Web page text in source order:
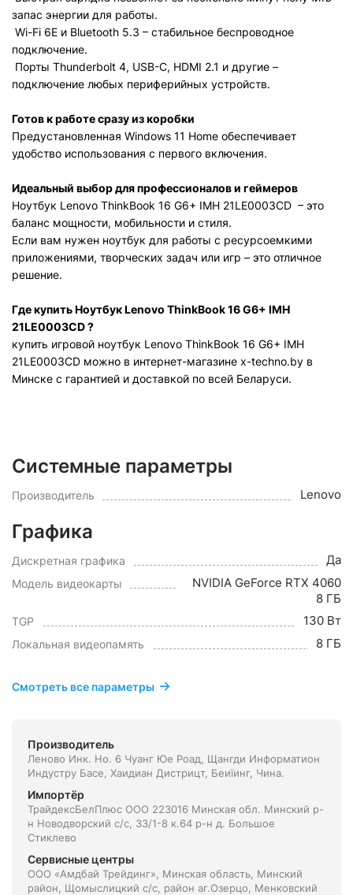
запас энергии для работы.
Wi-Fi 6E и Bluetooth 5.3 – стабильное беспроводное
подключение.
Порты Thunderbolt 4, USB-C, HDMI 2.1 и другие –
подключение любых периферийных устройств.
Готов к работе сразу из коробки
Предустановленная Windows 11 Home обеспечивает
удобство использования с первого включения.
Идеальный выбор для профессионалов и геймеров
Ноутбук Lenovo ThinkBook 16 G6+ IMH 21LE0003CD – это
баланс мощности, мобильности и стиля.
Если вам нужен ноутбук для работы с ресурсоемкими
приложениями, творческих задач или игр – это отличное
решение.
Где купитьНоутбук Lenovo ThinkBook 16 G6+ IMH
21LE0003CD?
купить игровой ноутбук Lenovo ThinkBook 16 G6+ IMH
21LE0003CD можно в интернет-магазине x-techno.by в
Минске с гарантией и доставкой по всей Беларуси.
Системные параметры
Производитель Lenovo
Графика
Дискретная графика Да
Модель видеокарты
NVIDIA GeForce RTX 4060
8 ГБ
TGP 130 Вт
Локальная видеопамять 8 ГБ
Смотреть все параметры
Производитель
Леново Инк. Но. 6 Чуанг Юе Роад, Щангди Информатион
Индустру Басе, Хаидиан Дистрицт, Беиїинг, Чина.
Импортёр
ТрайдексБелПлюс ООО 223016 Минская обл. Минский р-
н Новодворский с/с, 33/1-8 к.64 р-н д. Большое
Стиклево
Сервисные центры
ООО «Амдбай Трейдинг», Минская область, Минский
район, Щомыслицкий с/с, район аг.Озерцо, Менковский